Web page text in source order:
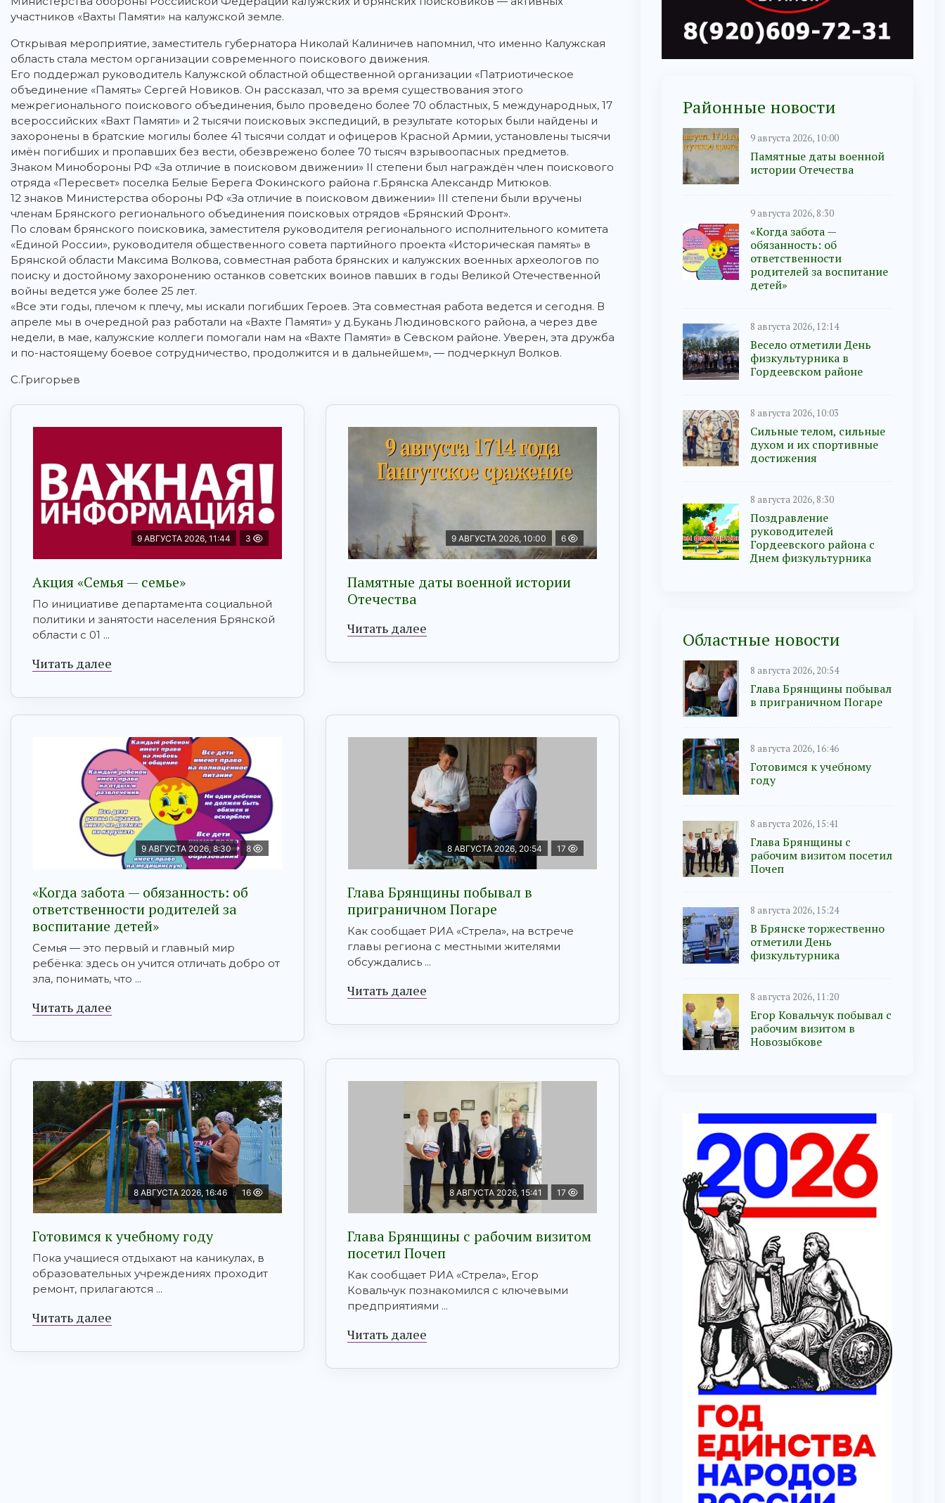
участников «Вахты Памяти» на калужской земле.
Открывая мероприятие, заместитель губернатора Николай Калиничев напомнил, что именно Калужская
область стала местом организации современного поискового движения.
Его поддержал руководитель Калужской областной общественной организации «Патриотическое
объединение «Память» Сергей Новиков. Он рассказал, что за время существования этого
межрегионального поискового объединения, было проведено более 70 областных, 5 международных, 17
всероссийских «Вахт Памяти» и 2 тысячи поисковых экспедиций, в результате которых были найдены и
захоронены в братские могилы более 41 тысячи солдат и офицеров Красной Армии, установлены тысячи
имён погибших и пропавших без вести, обезврежено более 70 тысяч взрывоопасных предметов.
Знаком Минобороны РФ «За отличие в поисковом движении» II степени был награждён член поискового
отряда «Пересвет» поселка Белые Берега Фокинского района г.Брянска Александр Митюков.
12 знаков Министерства обороны РФ «За отличие в поисковом движении» III степени были вручены
членам Брянского регионального объединения поисковых отрядов «Брянский Фронт».
По словам брянского поисковика, заместителя руководителя регионального исполнительного комитета
«Единой России», руководителя общественного совета партийного проекта «Историческая память» в
Брянской области Максима Волкова, совместная работа брянских и калужских военных археологов по
поиску и достойному захоронению останков советских воинов павших в годы Великой Отечественной
войны ведется уже более 25 лет.
«Все эти годы, плечом к плечу, мы искали погибших Героев. Эта совместная работа ведется и сегодня. В
апреле мы в очередной раз работали на «Вахте Памяти» у д.Букань Людиновского района, а через две
недели, в мае, калужские коллеги помогали нам на «Вахте Памяти» в Севском районе. Уверен, эта дружба
и по-настоящему боевое сотрудничество, продолжится и в дальнейшем», — подчеркнул Волков.
С.Григорьев
9 АВГУСТА 2026, 11:44 3
Акция «Семья — семье»
По инициативе департамента социальной
политики и занятости населения Брянской
области с 01 ...
Читать далее
9 АВГУСТА 2026, 10:00 6
Памятные даты военной истории
Отечества
Читать далее
9 АВГУСТА 2026, 8:30 8
«Когда забота — обязанность: об
ответственности родителей за
воспитание детей»
Семья — это первый и главный мир
ребёнка: здесь он учится отличать добро от
зла, понимать, что ...
Читать далее
8 АВГУСТА 2026, 20:54 17
Глава Брянщины побывал в
приграничном Погаре
Как сообщает РИА «Стрела», на встрече
главы региона с местными жителями
обсуждались ...
Читать далее
8 АВГУСТА 2026, 16:46 16
Готовимся к учебному году
Пока учащиеся отдыхают на каникулах, в
образовательных учреждениях проходит
ремонт, прилагаются ...
Читать далее
8 АВГУСТА 2026, 15:41 17
Глава Брянщины с рабочим визитом
посетил Почеп
Как сообщает РИА «Стрела», Егор
Ковальчук познакомился с ключевыми
предприятиями ...
Читать далее
Районные новости
9 августа 2026, 10:00
Памятные даты военной
истории Отечества
9 августа 2026, 8:30
«Когда забота —
обязанность: об
ответственности
родителей за воспитание
детей»
8 августа 2026, 12:14
Весело отметили День
физкультурника в
Гордеевском районе
8 августа 2026, 10:03
Сильные телом, сильные
духом и их спортивные
достижения
8 августа 2026, 8:30
Поздравление
руководителей
Гордеевского района с
Днем физкультурника
Областные новости
8 августа 2026, 20:54
Глава Брянщины побывал
в приграничном Погаре
8 августа 2026, 16:46
Готовимся к учебному
году
8 августа 2026, 15:41
Глава Брянщины с
рабочим визитом посетил
Почеп
8 августа 2026, 15:24
В Брянске торжественно
отметили День
физкультурника
8 августа 2026, 11:20
Егор Ковальчук побывал с
рабочим визитом в
Новозыбкове